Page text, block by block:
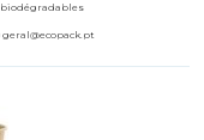
geral@ecopack.pt